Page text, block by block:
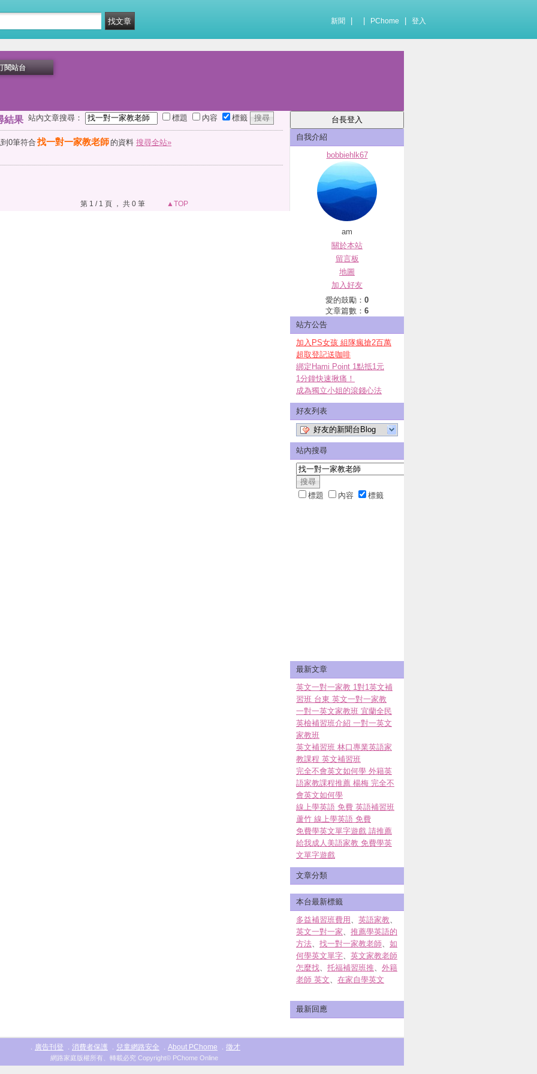
新聞 PChome 登入
閱站台
結果 站內文章搜尋： 標題 內容 標籤
0筆符合找一對一家教老師 的資料 搜尋全站»
第 1 / 1 頁 ， 共 0 筆 ▲TOP
自我介紹
bobbiehlk67
am
關於本站
留言板
地圖
加入好友
愛的鼓勵： 0
文章篇數： 6
站方公告
加入PS女孩 組隊瘋搶2百萬
超取登記送咖啡
綁定Hami Point 1點抵1元
1分鐘快速揪痛！
成為獨立小姐的滾錢心法
好友列表
好友的新聞台Blog
站內搜尋
標題 內容 標籤
最新文章
英文一對一家教 1對1英文補
習班 台東 英文一對一家教
一對一英文家教班 宜蘭全民
英檢補習班介紹 一對一英文
家教班
英文補習班 林口專業英語家
教課程 英文補習班
完全不會英文如何學 外籍英
語家教課程推薦 楊梅 完全不
會英文如何學
線上學英語 免費 英語補習班
蘆竹 線上學英語 免費
免費學英文單字遊戲 請推薦
給我成人美語家教 免費學英
文單字遊戲
文章分類
本台最新標籤
多益補習班費用 、 英語家教、
英文一對一家、 推薦學英語的
方法、 找一對一家教老師、 如
何學英文單字、 英文家教老師
怎麼找、 托福補習班推、 外籍
老師 英文、 在家自學英文
最新回應
廣告刊登 消費者保護 兒童網路安全 About PChome 徵才
網路家庭版權所有、轉載必究 Copyright© PChome Online